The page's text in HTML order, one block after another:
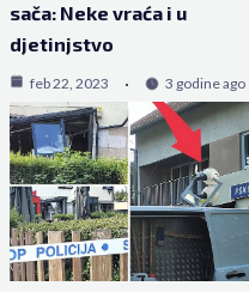
sača: Neke vraća i u
djetinjstvo
feb 22, 2023 3 godine ago